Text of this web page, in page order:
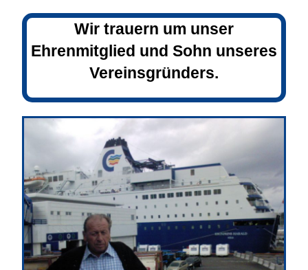
Wir trauern um unser
Ehrenmitglied und Sohn unseres
Vereinsgründers.